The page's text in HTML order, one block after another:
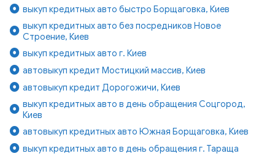
выкуп кредитных авто быстро Борщаговка, Киев
выкуп кредитных авто без посредников Новое
Строение, Киев
выкуп кредитных авто г. Киев
автовыкуп кредит Мостицкий массив, Киев
автовыкуп кредит Дорогожичи, Киев
выкуп кредитных авто в день обращения Соцгород,
Киев
автовыкуп кредитных авто Южная Борщаговка, Киев
выкуп кредитных авто в день обращения г. Тараща